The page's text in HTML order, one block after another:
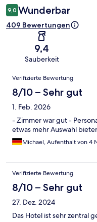
9,0 Wunderbar
409 Bewertungen
9,4
Sauberkeit
Bewertungen
Verifizierte Bewertung
8/10 – Sehr gut
1. Feb. 2026
- Zimmer war gut -
etwas mehr Auswahl
Michael, Aufenthalt von 4
Verifizierte Bewertung
8/10 – Sehr gut
27. Dez. 2024
Das Hotel ist sehr zentral